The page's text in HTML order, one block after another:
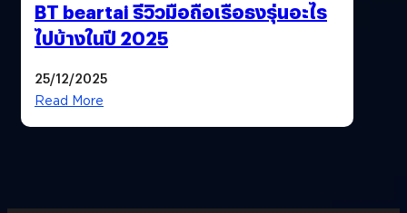
BT beartai รีวิวมือถือเรือธงรุ่นอะไร
ไปบ้างในปี 2025
25/12/2025
Read More